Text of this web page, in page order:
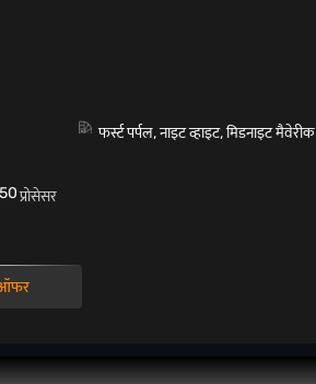
प्रोसेसर
फर्स्ट पर्पल, नाइट व्हाइट, मिडनाइट मैवेरीक
ऑफर